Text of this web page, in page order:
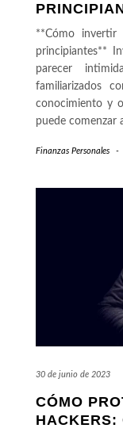
**Cómo invertir
principiantes**
parecer
familiarizados
conocimiento y
puede comenzar
Finanzas Personales -
30 de junio de 2023
CÓMO
HACKERS: